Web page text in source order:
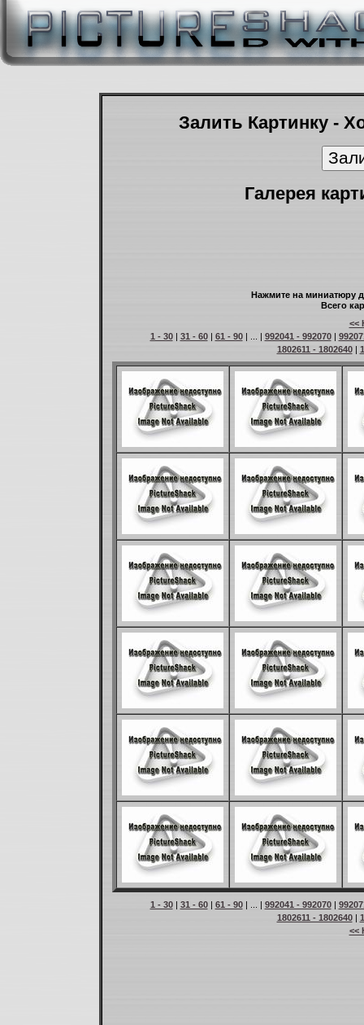
Залить Картинку -
Галерея
Нажмите на миниатюру
Всего
<<
1 - 30| 31 - 60| 61 - 90| ... | 992041 - 992070|
1802611 - 1802640|
1 - 30| 31 - 60| 61 - 90| ... | 992041 - 992070|
1802611 - 1802640|
<<